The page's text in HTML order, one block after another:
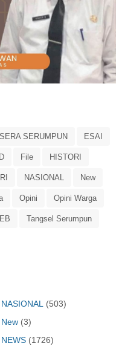
SERUMPUN ESAI
File HISTORI
NASIONAL New
Opini Opini Warga
Tangsel Serumpun
NASIONAL
(503)
New (3)
NEWS (1726)